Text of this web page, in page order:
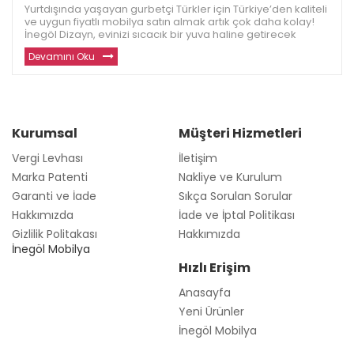
Yurtdışında yaşayan gurbetçi Türkler için Türkiye’den kaliteli
ve uygun fiyatlı mobilya satın almak artık çok daha kolay!
İnegöl Dizayn, evinizi sıcacık bir yuva haline getirecek
dayanıklı ve modern mobilyalar sunuyor. Avrupa ve diğer
ülkelerde yaşayan gu
Devamını Oku
Kurumsal
Vergi Levhası
Marka Patenti
Garanti ve İade
Hakkımızda
Gizlilik Politakası
İnegöl Mobilya
Müşteri Hizmetleri
İletişim
Nakliye ve Kurulum
Sıkça Sorulan Sorular
İade ve İptal Politikası
Hakkımızda
Hızlı Erişim
Anasayfa
Yeni Ürünler
İnegöl Mobilya